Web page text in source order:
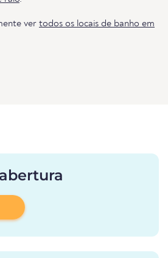
ver todos os locais de banho em